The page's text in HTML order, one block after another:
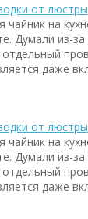
от люстры
на
Думали из-
отдельный
даже
от люстры
на
Думали из-
отдельный
даже